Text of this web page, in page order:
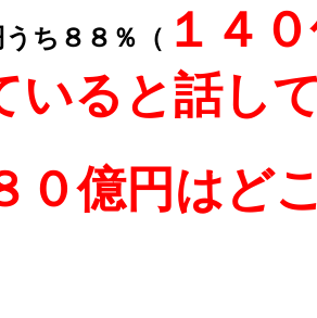
うち８８％（ １４
いると話し
０億円はど